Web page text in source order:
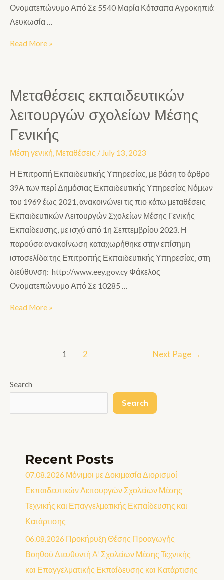
Ονοματεπώνυμο Από Σε 5540 Μαρία Κότσαπα Αγροκηπιά
Λευκωσία …
Read More »
Μεταθέσεις εκπαιδευτικών
λειτουργών σχολείων Μέσης
Γενικής
Μέση γενική, Μεταθέσεις / July 13, 2023
Η Επιτροπή Εκπαιδευτικής Υπηρεσίας, με βάση το άρθρο
39Α των περί Δημόσιας Εκπαιδευτικής Υπηρεσίας Νόμων
του 1969 έως 2021, ανακοινώνει τις πιο κάτω μεταθέσεις
Εκπαιδευτικών Λειτουργών Σχολείων Μέσης Γενικής
Εκπαίδευσης, με ισχύ από 1η Σεπτεμβρίου 2023. Η
παρούσα ανακοίνωση καταχωρήθηκε στην επίσημη
ιστοσελίδα της Επιτροπής Εκπαιδευτικής Υπηρεσίας, στη
διεύθυνση: http://www.eey.gov.cy Φάκελος
Ονοματεπώνυμο Από Σε 10285 …
Read More »
1 2 Next Page →
Search
Search
Recent Posts
07.08.2026 Μόνιμοι με Δοκιμασία Διορισμοί
Εκπαιδευτικών Λειτουργών Σχολείων Μέσης
Τεχνικής και Επαγγελματικής Εκπαίδευσης και
Κατάρτισης
06.08.2026 Προκήρυξη Θέσης Προαγωγής
Βοηθού Διευθυντή Α’ Σχολείων Μέσης Τεχνικής
και Επαγγελματικής Εκπαίδευσης και Κατάρτισης